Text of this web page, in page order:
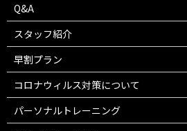
Q&A
スタッフ紹介
早割プラン
コロナウィルス対策について
パーソナルトレーニング